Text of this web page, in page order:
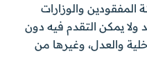
والوزارات
ولا يمكن التقدم فيه دون
والعدل، وغيرها من